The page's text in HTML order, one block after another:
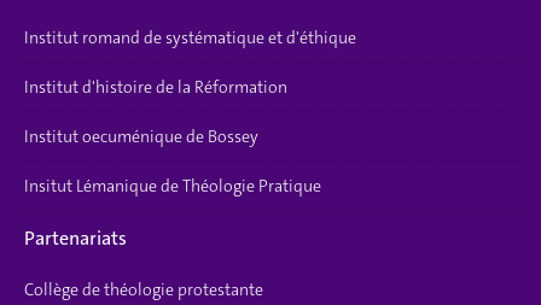
Institut romand de systématique et d'éthique
Institut d'histoire de la Réformation
Institut oecuménique de Bossey
Insitut Lémanique de Théologie Pratique
Partenariats
Collège de théologie protestante